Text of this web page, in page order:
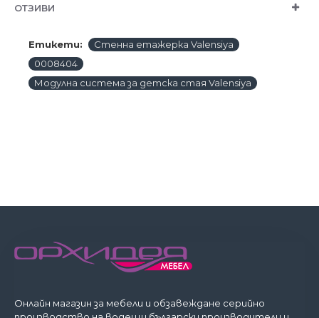
ОТЗИВИ
Етикети:
Стенна етажерка Valensiya
0008404
Модулна система за детска стая Valensiya
Онлайн магазин за мебели и обзавеждане серийно